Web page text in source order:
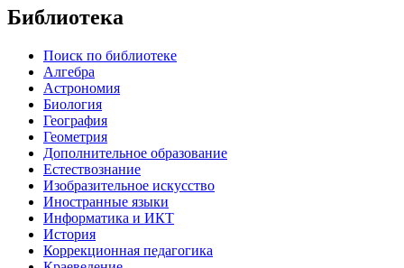
Библиотека
Поиск по библиотеке
Алгебра
Астрономия
Биология
География
Геометрия
Дополнительное образование
Естествознание
Изобразительное искусство
Иностранные языки
Информатика и ИКТ
История
Коррекционная педагогика